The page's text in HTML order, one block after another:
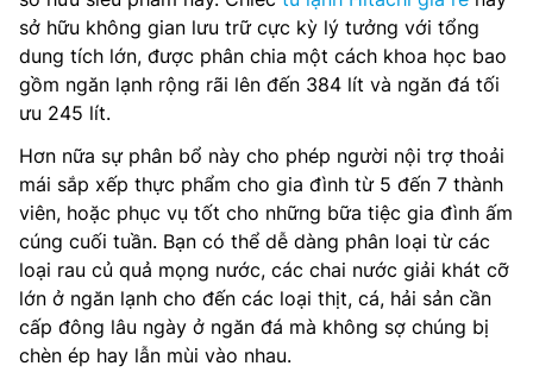
sở hữu không gian lưu trữ cực kỳ lý tưởng với tổng
dung tích lớn, được phân chia một cách khoa học bao
gồm ngăn lạnh rộng rãi lên đến 384 lít và ngăn đá tối
ưu 245 lít.
Hơn nữa sự phân bổ này cho phép người nội trợ thoải
mái sắp xếp thực phẩm cho gia đình từ 5 đến 7 thành
viên, hoặc phục vụ tốt cho những bữa tiệc gia đình ấm
cúng cuối tuần. Bạn có thể dễ dàng phân loại từ các
loại rau củ quả mọng nước, các chai nước giải khát cỡ
lớn ở ngăn lạnh cho đến các loại thịt, cá, hải sản cần
cấp đông lâu ngày ở ngăn đá mà không sợ chúng bị
chèn ép hay lẫn mùi vào nhau.